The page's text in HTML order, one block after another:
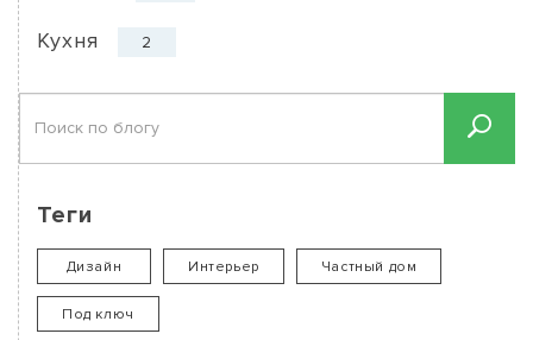
Кухня 2
Теги
Дизайн Интерьер Частный дом
Под ключ